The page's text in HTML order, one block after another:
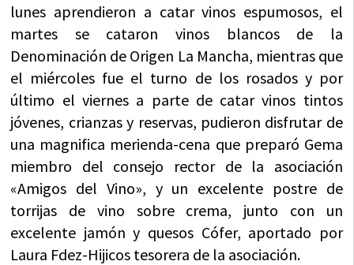
lunes aprendieron a catar vinos espumosos, el
martes se cataron vinos blancos de la
Denominación de Origen La Mancha, mientras que
el miércoles fue el turno de los rosados y por
último el viernes a parte de catar vinos tintos
jóvenes, crianzas y reservas, pudieron disfrutar de
una magnifica merienda-cena que preparó Gema
miembro del consejo rector de la asociación
«Amigos del Vino», y un excelente postre de
torrijas de vino sobre crema, junto con un
excelente jamón y quesos Cófer, aportado por
Laura Fdez-Hijicos tesorera de la asociación.